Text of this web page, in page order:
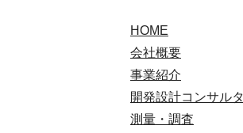
HOME
会社概要
事業紹介
開発設計コンサル
測量・調査